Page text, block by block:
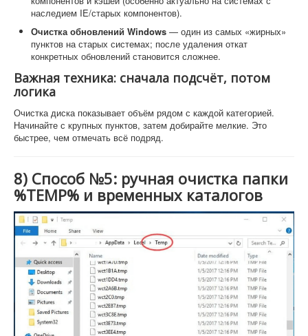
наследием IE/старых компонентов).
Очистка обновлений Windows — один из самых «жирных»
пунктов на старых системах; после удаления откат
конкретных обновлений становится сложнее.
Важная техника: сначала подсчёт, потом
логика
Очистка диска показывает объём рядом с каждой категорией.
Начинайте с крупных пунктов, затем добирайте мелкие. Это
быстрее, чем отмечать всё подряд.
8) Способ №5: ручная очистка папки
%TEMP% и временных каталогов